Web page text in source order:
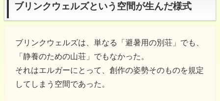
ブリンクウェルズという空間が生んだ様式
ブリンクウェルズは、単なる「避暑用の別荘」でも、
「静養のための山荘」でもなかった。
それはエルガーにとって、創作の姿勢そのものを規定
してしまう空間であった。